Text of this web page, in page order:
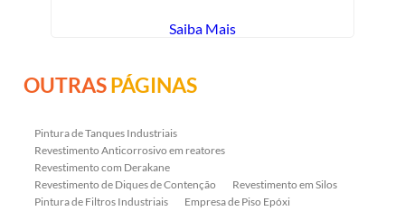
Saiba Mais
OUTRASPÁGINAS
Pintura de Tanques Industriais
Revestimento Anticorrosivo em reatores
Revestimento com Derakane
Revestimento de Diques de Contenção
Revestimento em Silos
Pintura de Filtros Industriais
Empresa de Piso Epóxi